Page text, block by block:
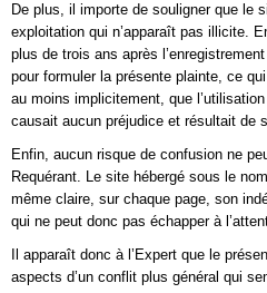
De plus, il importe de souligner que le
exploitation qui n’apparaît pas illicite.
plus de trois ans après
pour formuler la présente plainte, ce
au moins implicitement, que
causait aucun préjudice et résultait de
Enfin, aucun risque de confusion ne
Requérant. Le site hébergé sous le
même claire, sur chaque page, son
qui ne peut donc pas échapper à
Il apparaît donc à l’Expert que le
aspects d’un conflit plus général qui